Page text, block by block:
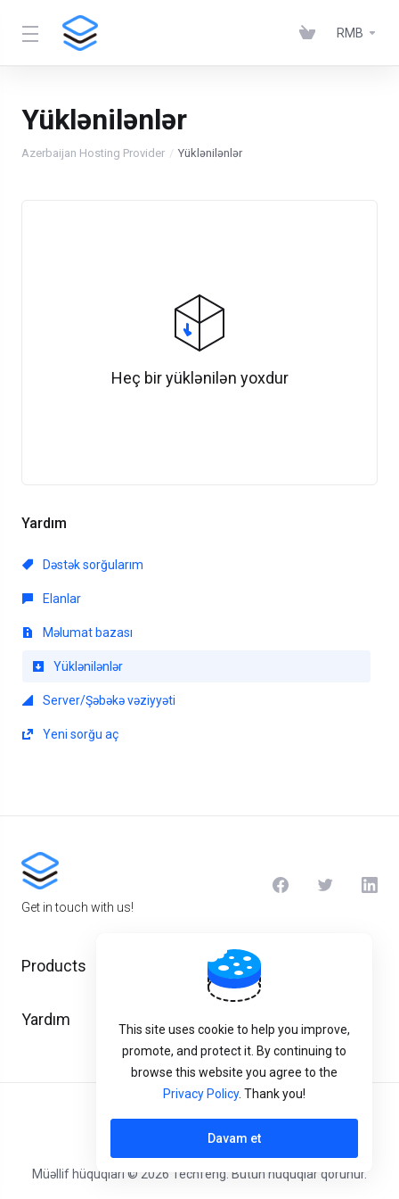
RMB
Yüklənilənlər
Azerbaijan Hosting Provider Yüklənilənlər
Yardım
Dəstək sorğularım
Elanlar
Məlumat bazası
Yüklənilənlər
Server/Şəbəkə vəziyyəti
Yeni sorğu aç
Heç bir yüklənilən yoxdur
Get in touch with us!
Products
Yardım
Müəllif hüquqları © 2026 Techfeng. Bütün hüquqlar qorunur.
This site uses cookie to help you improve,
promote, and protect it. By continuing to
browse this website you agree to the
Privacy Policy. Thank you!
Davam et